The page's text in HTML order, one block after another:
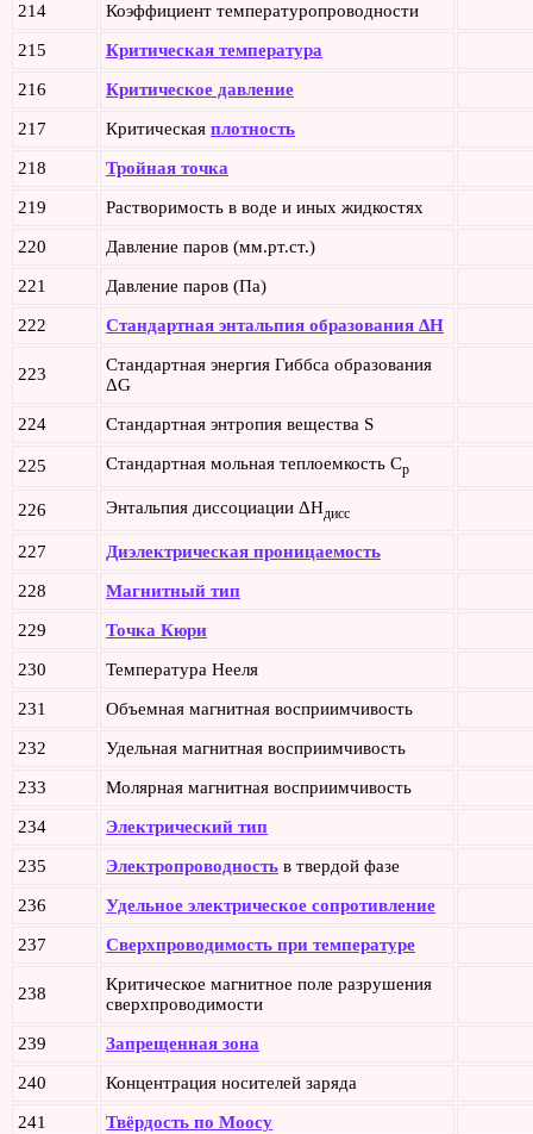
214 Коэффициент температуропроводности
215 Критическая температура
216 Критическое давление
217 Критическая плотность
218 Тройная точка
219 Растворимость в воде и иных жидкостях
220 Давление паров (мм.рт.ст.)
221 Давление паров (Па)
222 Стандартная энтальпия образования ΔH
223
Стандартная энергия Гиббса образования
ΔG
224 Стандартная энтропия вещества S
225 Стандартная мольная теплоемкость Cp
226 Энтальпия диссоциации ΔHдисс
227 Диэлектрическая проницаемость
228 Магнитный тип
229 Точка Кюри
230 Температура Нееля
231 Объемная магнитная восприимчивость
232 Удельная магнитная восприимчивость
233 Молярная магнитная восприимчивость
234 Электрический тип
235 Электропроводность в твердой фазе
236 Удельное электрическое сопротивление
237 Сверхпроводимость при температуре
238
Критическое магнитное поле разрушения
сверхпроводимости
239 Запрещенная зона
240 Концентрация носителей заряда
241 Твёрдость по Моосу